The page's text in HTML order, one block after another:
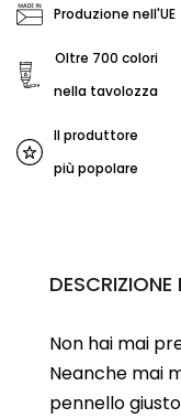
Produzione nell'UE
Oltre 700 colori
nella tavolozza
Il produttore
più popolare
Non hai mai
Neanche mai
pennello